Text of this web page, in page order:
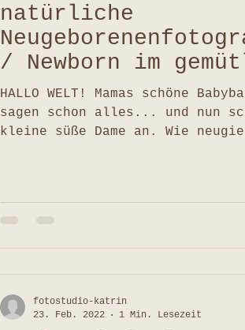
natürliche
/ Newborn im
Fotostudio in
Mädchen,
HALLO WELT! Mamas schöne
sagen schon alles... und nun
kleine süße Dame an. Wie
fotostudio-katrin
23. Feb. 2022
1 Min. Lesezeit